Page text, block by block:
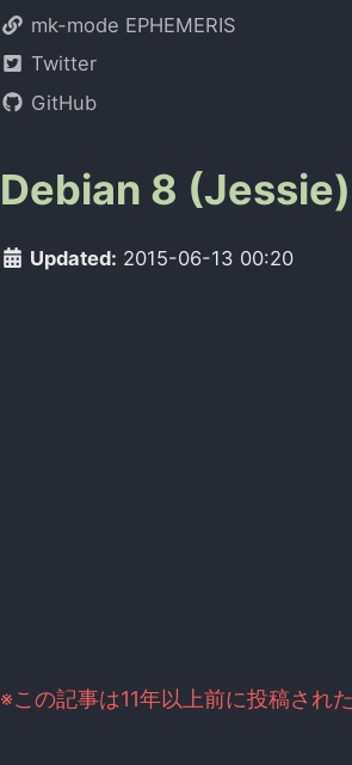
mk-mode EPHEMERIS
Twitter
GitHub
Debian 8 (Jessie)
Updated: 2015-06-13 00:20
※この記事は11年以上前に投稿され